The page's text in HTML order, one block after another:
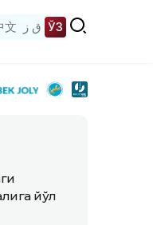
文 ق ز ЎЗ
йўл